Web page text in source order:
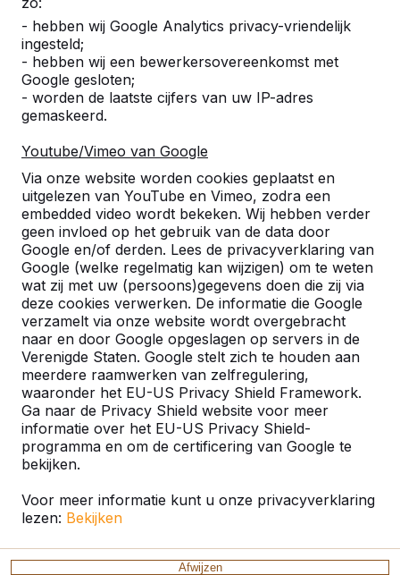
- hebben wij Google Analytics privacy-vriendelijk
ingesteld;
- hebben wij een bewerkersovereenkomst met
Google gesloten;
- worden de laatste cijfers van uw IP-adres
gemaskeerd.
Youtube/Vimeo van Google
Via onze website worden cookies geplaatst en
uitgelezen van YouTube en Vimeo, zodra een
embedded video wordt bekeken. Wij hebben verder
geen invloed op het gebruik van de data door
Google en/of derden. Lees de privacyverklaring van
Google (welke regelmatig kan wijzigen) om te weten
wat zij met uw (persoons)gegevens doen die zij via
deze cookies verwerken. De informatie die Google
verzamelt via onze website wordt overgebracht
naar en door Google opgeslagen op servers in de
Verenigde Staten. Google stelt zich te houden aan
meerdere raamwerken van zelfregulering,
waaronder het EU-US Privacy Shield Framework.
Ga naar de Privacy Shield website voor meer
informatie over het EU-US Privacy Shield-
programma en om de certificering van Google te
bekijken.
Voor meer informatie kunt u onze privacyverklaring
lezen: Bekijken
Afwijzen
Pingpongtafels -->
Een speltafel voor oneindig
buitenspeelplezier:
weerbestendig, oerdegelijk en
daarom dus een duurzame
keuze.
Voetvolleybal is een
van tafeltennis en
op een schoolplein,
openbare ruimte.
Recente plaatsingen en